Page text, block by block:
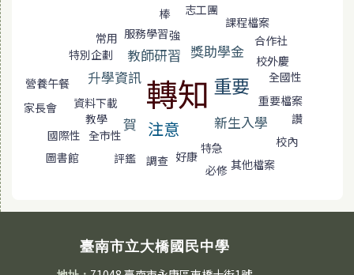
棒
志工團
常用 服務學習強
課程檔案
特別企劃 教師研習 獎助學金
合作社
升學資訊
校外慶
營養午餐
轉知 重要
全國性
家長會
資料下載
重要檔案
教學
國際性 全市性
賀 注意 新生入學 讚
圖書館 評鑑 調查 好康
特急
校內
必修 其他檔案
臺南市立大橋國民中學